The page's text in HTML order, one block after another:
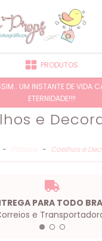
PRODUTOS
UM INSTANTE DE VIDA
ETERNIDADE!!!!
e
- - Coelhos e
PARA TODO
e